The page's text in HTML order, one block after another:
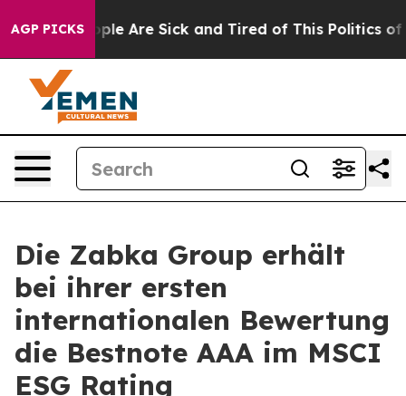
AGP PICKS
“People Are Sick and Tired of This Politics of
Die Zabka Group erhält
bei ihrer ersten
internationalen Bewertung
die Bestnote AAA im MSCI
ESG Rating